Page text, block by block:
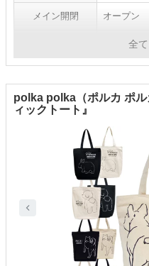
メイン開閉 オープン
内側オー
全
polka polka（ポルカ ポ
ィックトート』